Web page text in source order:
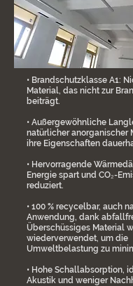
• Brandschutzklasse A1:
Material, das nicht zur
beiträgt.
• Außergewöhnliche
natürlicher anorganischer
ihre Eigenschaften
• Hervorragende
Energie spart und CO₂-
reduziert.
• 100 % recycelbar, auch
Anwendung, dank
Überschüssiges Material
wiederverwendet, um die
Umweltbelastung zu
• Hohe Schallabsorption,
Akustik und weniger